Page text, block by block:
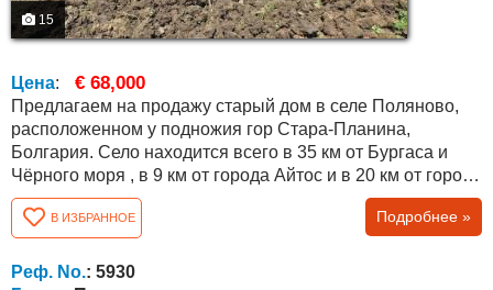
15
Цена: € 68,000
Предлагаем на продажу старый дом в селе Поляново,
расположенном у подножия гор Стара-Планина,
Болгария. Село находится всего в 35 км от Бургаса и
Чёрного моря , в 9 км от города Айтос и в 20 км от города
Карнобат, что обеспечивает удобный доступ ко всем
необходимым услугам и коммуникациям. Объект
представляет собой дом с прочной конструкцией,
подходящий для освежения, ремонта и модернизации в
В ИЗБРАННОЕ Подробнее »
Реф. No.: 5930